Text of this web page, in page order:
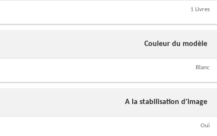
1 Livres
Couleur du modèle
Blanc
A la stabilisation d'image
Oui